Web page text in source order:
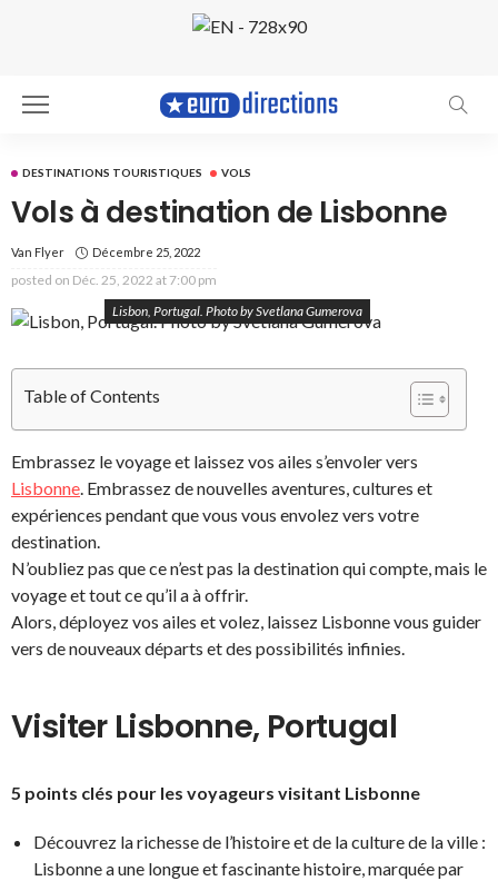
DESTINATIONS TOURISTIQUES VOLS
Vols à destination de Lisbonne
Van Flyer Décembre 25, 2022
posted on Déc. 25, 2022 at 7:00 pm
Lisbon, Portugal. Photo by Svetlana Gumerova
Table of Contents
Embrassez le voyage et laissez vos ailes s’envoler vers
Lisbonne. Embrassez de nouvelles aventures, cultures et
expériences pendant que vous vous envolez vers votre
destination.
N’oubliez pas que ce n’est pas la destination qui compte, mais le
voyage et tout ce qu’il a à offrir.
Alors, déployez vos ailes et volez, laissez Lisbonne vous guider
vers de nouveaux départs et des possibilités infinies.
Visiter Lisbonne, Portugal
5 points clés pour les voyageurs visitant Lisbonne
Découvrez la richesse de l’histoire et de la culture de la ville :
Lisbonne a une longue et fascinante histoire, marquée par